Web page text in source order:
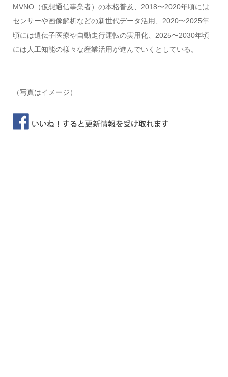
MVNO（仮想通信事業者）の本格普及、2018〜2020年頃には
センサーや画像解析などの新世代データ活用、2020〜2025年
頃には遺伝子医療や自動走行運転の実用化、2025〜2030年頃
には人工知能の様々な産業活用が進んでいくとしている。
（写真はイメージ）